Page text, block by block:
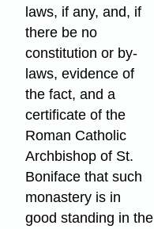
laws, if any, and, if
there be no
constitution or by-
laws, evidence of
the fact, and a
certificate of the
Roman Catholic
Archbishop of St.
Boniface that such
monastery is in
good standing in the